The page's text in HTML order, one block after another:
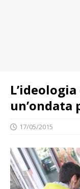
un’ondata
17/05/2015